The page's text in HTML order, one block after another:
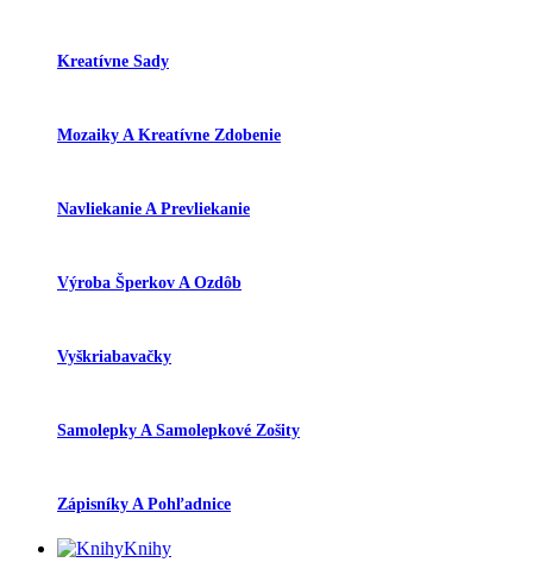
Kreatívne Sady
Mozaiky A Kreatívne Zdobenie
Navliekanie A Prevliekanie
Výroba Šperkov A Ozdôb
Vyškriabavačky
Samolepky A Samolepkové Zošity
Zápisníky A Pohľadnice
Knihy